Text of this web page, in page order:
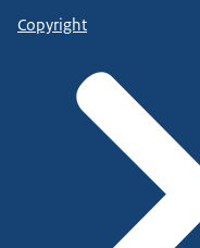
Copyright